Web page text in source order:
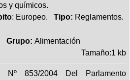
y químicos.
: Europeo. Tipo: Reglamentos.
Grupo: Alimentación
Tamaño:1 kb
Nº 853/2004 Del Parlamento